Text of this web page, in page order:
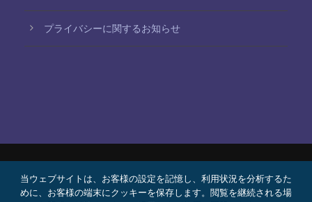
プライバシーに関するお知らせ
© 2026 Bello, Gallardo, Bonequi y García,
S.C.
当ウェブサイトは、お客様の設定を記憶し、利用状況を分析するた
めに、お客様の端末にクッキーを保存します。閲覧を継続される場